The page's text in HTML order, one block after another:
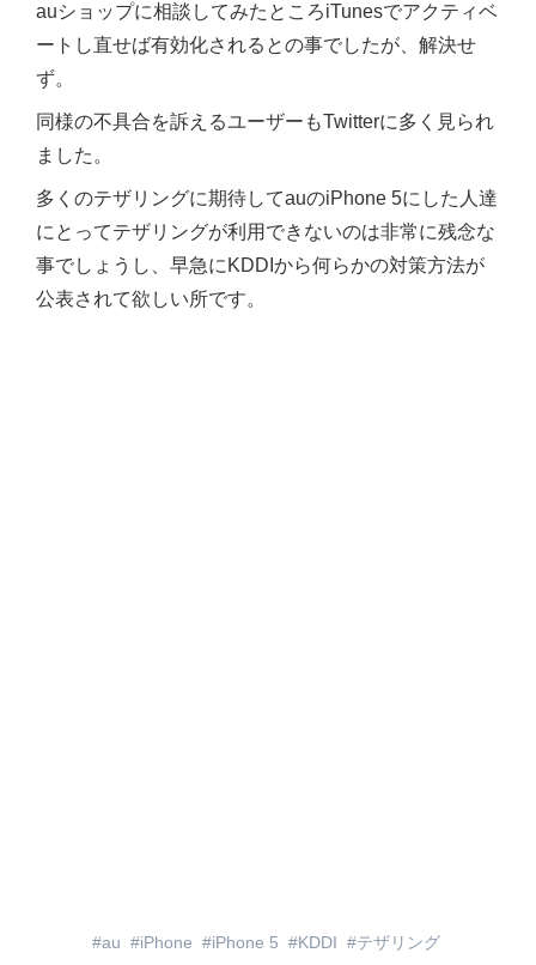
auショップに相談してみたところiTunesでアクティベ
ートし直せば有効化されるとの事でしたが、解決せ
ず。
同様の不具合を訴えるユーザーもTwitterに多く見られ
ました。
多くのテザリングに期待してauのiPhone 5にした人達
にとってテザリングが利用できないのは非常に残念な
事でしょうし、早急にKDDIから何らかの対策方法が
公表されて欲しい所です。
au iPhone iPhone 5 KDDI テザリング